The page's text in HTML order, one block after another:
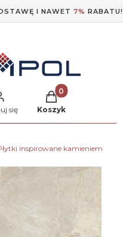
I NAWET 7% RABATU!
się
Produkty w
Koszyk
inspirowane kamieniem